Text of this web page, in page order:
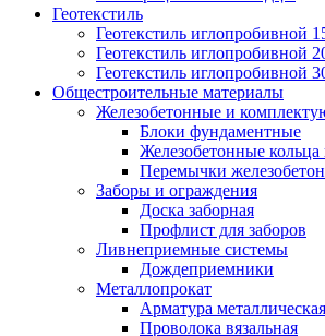
Геотекстиль
Геотекстиль иглопробивной
Геотекстиль иглопробивной
Геотекстиль иглопробивной
Общестроительные материалы
Железобетонные и
Блоки фундаментные
Железобетонные
Перемычки
Заборы и ограждения
Доска заборная
Профлист для заборов
Ливнеприемные системы
Дождеприемники
Металлопрокат
Арматура металлическая
Проволока вязальная